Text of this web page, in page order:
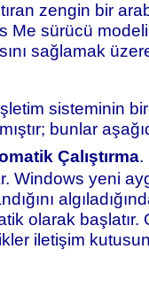
zengin bir
Me sürücü
sağlamak
sisteminin
bunlar
Çalıştırma.
Windows yeni
olarak başlatır.
iletişim